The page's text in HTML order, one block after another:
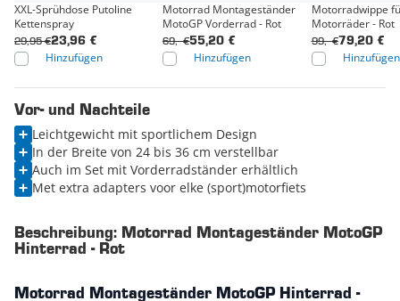
XXL-Sprühdose Putoline
Kettenspray
23,96 €
29,95 €
Hinzufügen
Motorrad Montageständer
MotoGP Vorderrad - Rot
55,20 €
69,- €
Hinzufügen
Motorradwippe
Motorräder - Rot
79,20 €
99,- €
Hinzufügen
Vor- und Nachteile
Leichtgewicht mit sportlichem Design
In der Breite von 24 bis 36 cm verstellbar
Auch im Set mit Vorderradständer erhältlich
Met extra adapters voor elke (sport)motorfiets
Beschreibung: Motorrad Montageständer MotoGP
Hinterrad - Rot
Motorrad Montageständer MotoGP Hinterrad -